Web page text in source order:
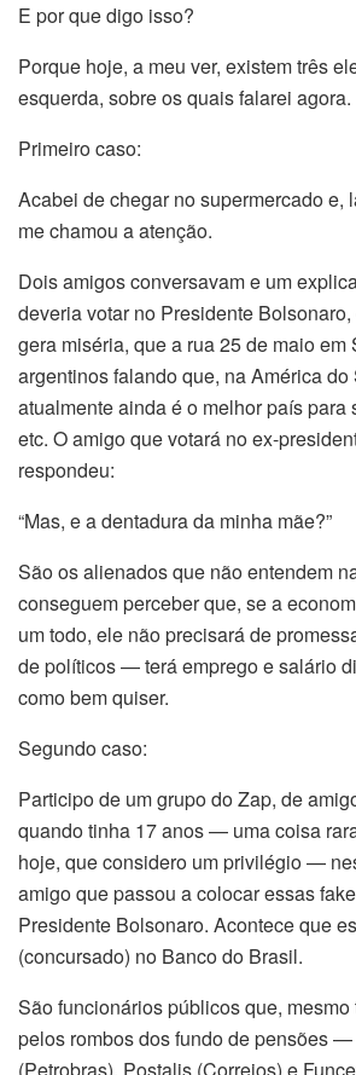
E por que digo isso?
Porque hoje, a meu ver, existem três
esquerda, sobre os quais falarei agora.
Primeiro caso:
Acabei de chegar no supermercado e,
me chamou a atenção.
Dois amigos conversavam e um
deveria votar no Presidente
gera miséria, que a rua 25 de maio em
argentinos falando que, na América do
atualmente ainda é o melhor país para
etc. O amigo que votará no ex-
respondeu:
“Mas, e a dentadura da minha mãe?”
São os alienados que não entendem
conseguem perceber que, se a
um todo, ele não precisará de
de políticos — terá emprego e salário
como bem quiser.
Segundo caso:
Participo de um grupo do Zap, de
quando tinha 17 anos — uma coisa
hoje, que considero um privilégio —
amigo que passou a colocar essas
Presidente Bolsonaro. Acontece que
(concursado) no Banco do Brasil.
São funcionários públicos que,
pelos rombos dos fundo de pensões —